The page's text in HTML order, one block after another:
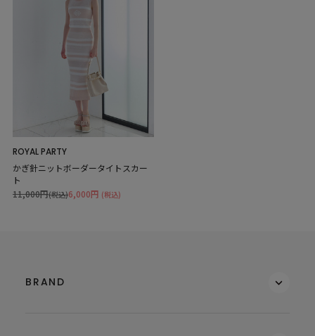
ROYAL PARTY
かぎ針ニットボーダータイトスカー
ト
6,000円 (税込)
11,000円(税込)
BRAND